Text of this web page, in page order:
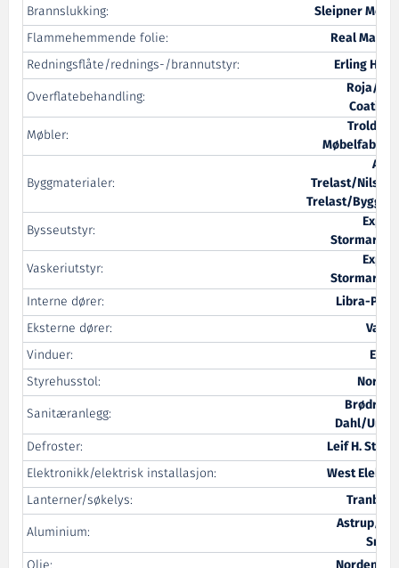
Brannslukking:
Sleipner Motor
Flammehemmende folie:
Real Marine
Redningsflåte/rednings-/brannutstyr:
Erling Haug
Overflatebehandling:
Roja/Mal
Coatings
Møbler:
Troldmyr
Møbelfabrikk
Byggmaterialer:
Aure
Trelast/Nilsson
Trelast/Byggma
Bysseutstyr:
Expert
Stormarked
Vaskeriutstyr:
Expert
Stormarked
Interne dører:
Libra-Plast
Eksterne dører:
Varde
Vinduer:
Ertec
Styrehusstol:
NorSap
Sanitæranlegg:
Brødrene
Dahl/Univa
Defroster:
Leif H. Strøm
Elektronikk/elektrisk installasjon:
West Elektro
Lanterner/søkelys:
Tranberg
Aluminium:
Astrup/E.A.
Smith